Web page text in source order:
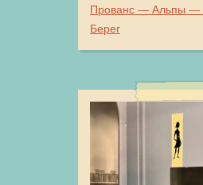
Прованс — Альпы —
Берег